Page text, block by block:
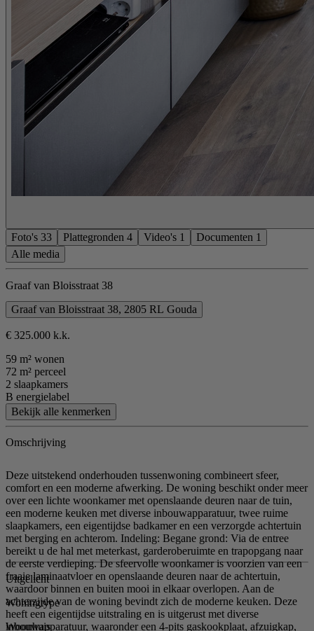
Foto's 33 Plattegronden 4 Video's 1 Documenten 1
Alle media
Graaf van Bloisstraat 38
Graaf van Bloisstraat 38, 2805 RL Gouda
€ 325.000 k.k.
59 m² wonen
72 m² perceel
2 slaapkamers
B energielabel
Bekijk alle kenmerken
Omschrijving
Deze uitstekend onderhouden tussenwoning combineert sfeer,
comfort en een moderne afwerking. De woning beschikt onder meer
over een lichte woonkamer met openslaande deuren naar de tuin,
een moderne keuken met diverse inbouwapparatuur, twee ruime
slaapkamers, een eigentijdse badkamer en een verzorgde achtertuin
met berging en achterom. Indeling: Begane grond: Via de entree
bereikt u de hal met meterkast, garderoberuimte en trapopgang naar
de eerste verdieping. De sfeervolle woonkamer is voorzien van een
fraaie laminaatvloer en openslaande deuren naar de achtertuin,
waardoor binnen en buiten mooi in elkaar overlopen. Aan de
achterzijde van de woning bevindt zich de moderne keuken. Deze
heeft een eigentijdse uitstraling en is uitgerust met diverse
inbouwapparatuur, waaronder een 4-pits gaskookplaat, afzuigkap,
Uitgelicht
Woningtype
Woonhuis